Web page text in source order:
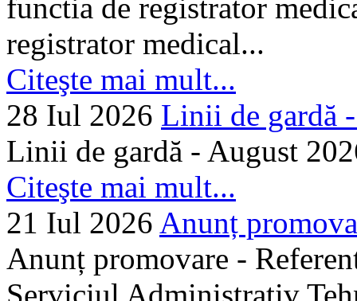
functia de registrator
registrator medical...
Citeşte mai mult...
28 Iul 2026 Linii de gardă
Linii de gardă - August
Citeşte mai mult...
21 Iul 2026 Anunț
Anunț promovare -
Serviciul Administrativ